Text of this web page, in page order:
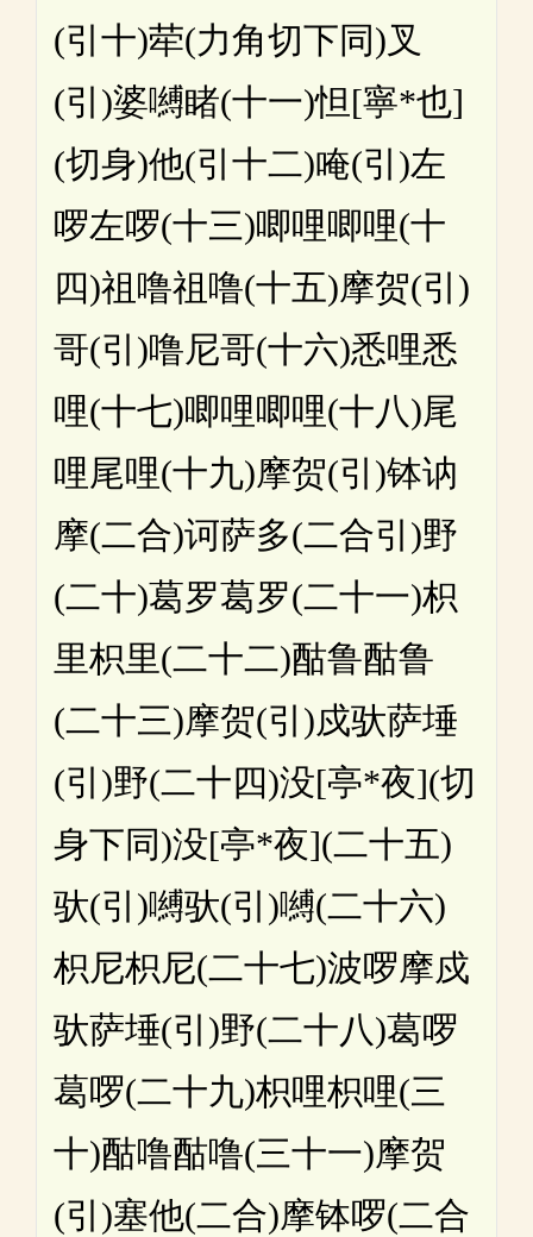
(引十)荦(力角切下同)叉
(引)婆嚩睹(十一)怛[寧*也]
(切身)他(引十二)唵(引)左
啰左啰(十三)唧哩唧哩(十
四)祖噜祖噜(十五)摩贺(引)
哥(引)噜尼哥(十六)悉哩悉
哩(十七)唧哩唧哩(十八)尾
哩尾哩(十九)摩贺(引)钵讷
摩(二合)诃萨多(二合引)野
(二十)葛罗葛罗(二十一)枳
里枳里(二十二)酤鲁酤鲁
(二十三)摩贺(引)戍驮萨埵
(引)野(二十四)没[亭*夜](切
身下同)没[亭*夜](二十五)
驮(引)嚩驮(引)嚩(二十六)
枳尼枳尼(二十七)波啰摩戍
驮萨埵(引)野(二十八)葛啰
葛啰(二十九)枳哩枳哩(三
十)酤噜酤噜(三十一)摩贺
(引)塞他(二合)摩钵啰(二合